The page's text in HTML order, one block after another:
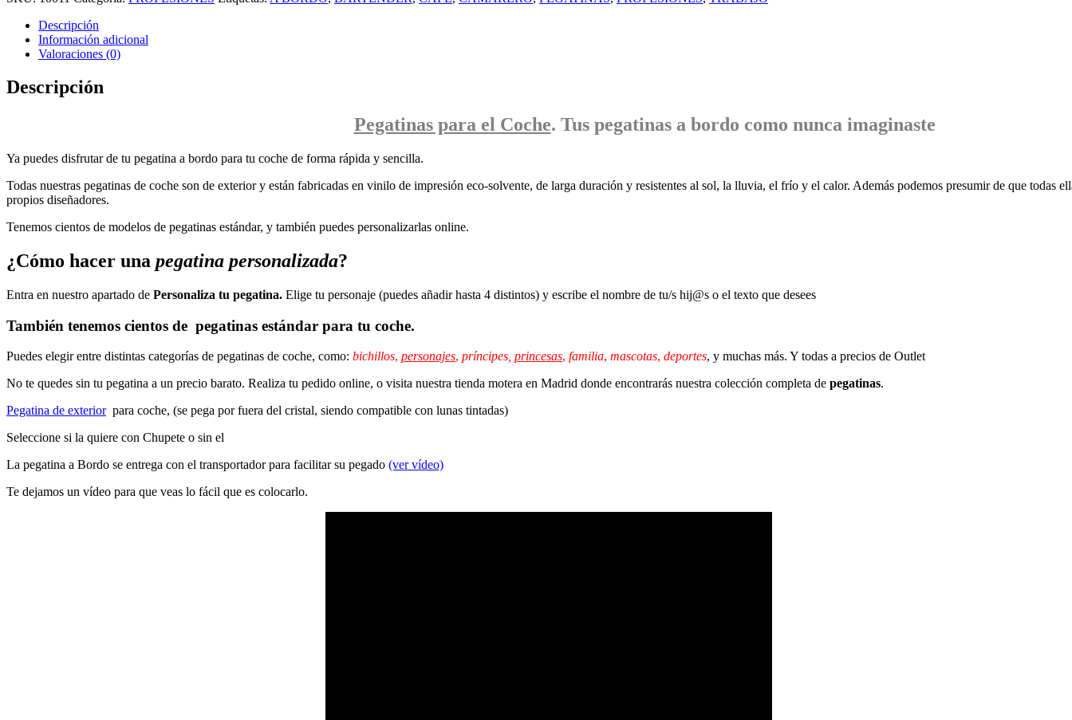
Descripción
Información adicional
Valoraciones (0)
Descripción
Pegatinaspara el Coche. Tus pegatinasa bordo como nunca imaginaste
Ya puedes disfrutar de tu pegatina a bordo para tu coche de forma rápida y sencilla.
Todas nuestras pegatinas de coche son de exterior y están fabricadas en vinilo de impresión eco-solvente, de larga duración y resistentes al sol, la lluvia, el frío y el calor. Además podemos presumir de que todas
propios diseñadores.
Tenemos cientos de modelos de pegatinas estándar, y también puedes personalizarlas online.
¿Cómo hacer una pegatina personalizada?
Entra en nuestro apartado de Personaliza tu pegatina. Elige tu personaje (puedes añadir hasta 4 distintos) y escribe el nombre de tu/s hij@s o el texto que desees
También tenemos cientos de pegatinas estándar para tu coche.
Puedes elegir entre distintas categorías de pegatinas de coche, como: bichillos, personajes, príncipes, princesas, familia, mascotas, deportes, y muchas más. Y todas a precios de Outlet
No te quedes sin tu pegatina a un precio barato. Realiza tu pedido online, o visita nuestra tienda motera en Madrid donde encontrarás nuestra colección completa de pegatinas.
Pegatina de exteriorpara coche, (se pega por fuera del cristal, siendo compatible con lunas tintadas)
Seleccione si la quiere con Chupete o sin el
La pegatina a Bordo se entrega con el transportador para facilitar su pegado (ver vídeo)
Te dejamos un vídeo para que veas lo fácil que es colocarlo.